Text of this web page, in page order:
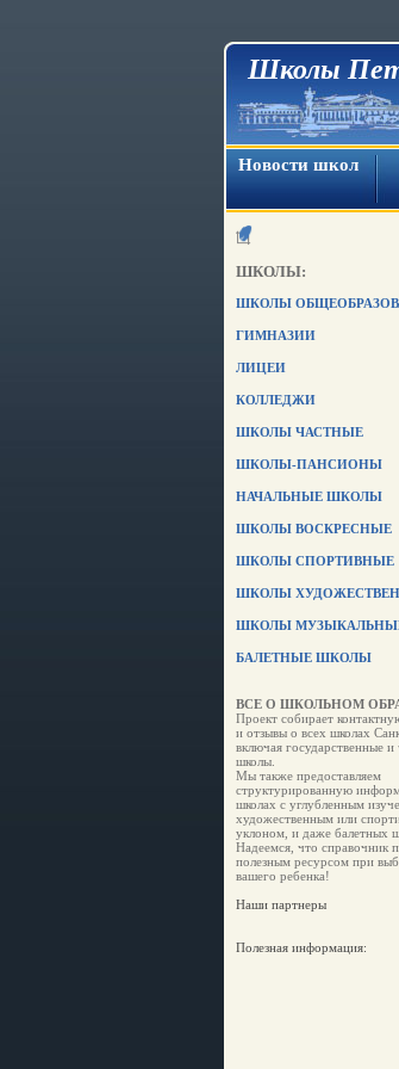
Школы
Новости школ
ШКОЛЫ:
ШКОЛЫ
ГИМНАЗИИ
ЛИЦЕИ
КОЛЛЕДЖИ
ШКОЛЫ ЧАСТНЫЕ
ШКОЛЫ-ПАНСИОНЫ
НАЧАЛЬНЫЕ ШКОЛЫ
ШКОЛЫ ВОСКРЕСНЫЕ
ШКОЛЫ СПОРТИВНЫЕ
ШКОЛЫ
ШКОЛЫ
БАЛЕТНЫЕ ШКОЛЫ
ВСЕ О ШКОЛЬНОМ
Проект собирает
и отзывы о всех школах
включая государственные и
школы.
Мы также предоставляем
структурированную
школах с углубленным
художественным или
уклоном, и даже балетных
Надеемся, что справочник
полезным ресурсом при
вашего ребенка!
Наши партнеры
Полезная информация: